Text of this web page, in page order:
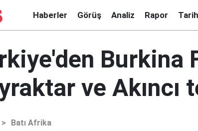
Haberler Görüş Analiz Rapor Tarih
Burkina
ve Akıncı
> Batı Afrika